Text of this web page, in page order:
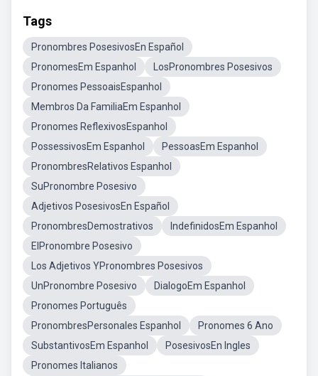
Tags
Pronombres PosesivosEn Español
PronomesEm Espanhol
LosPronombres Posesivos
Pronomes PessoaisEspanhol
Membros Da FamiliaEm Espanhol
Pronomes ReflexivosEspanhol
PossessivosEm Espanhol
PessoasEm Espanhol
PronombresRelativos Espanhol
SuPronombre Posesivo
Adjetivos PosesivosEn Español
PronombresDemostrativos
IndefinidosEm Espanhol
ElPronombre Posesivo
Los Adjetivos YPronombres Posesivos
UnPronombre Posesivo
DialogoEm Espanhol
Pronomes Português
PronombresPersonales Espanhol
Pronomes 6 Ano
SubstantivosEm Espanhol
PosesivosEn Ingles
Pronomes Italianos